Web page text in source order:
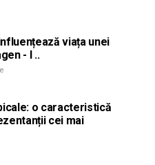
viața unei
- l ..
o caracteristică
cei mai